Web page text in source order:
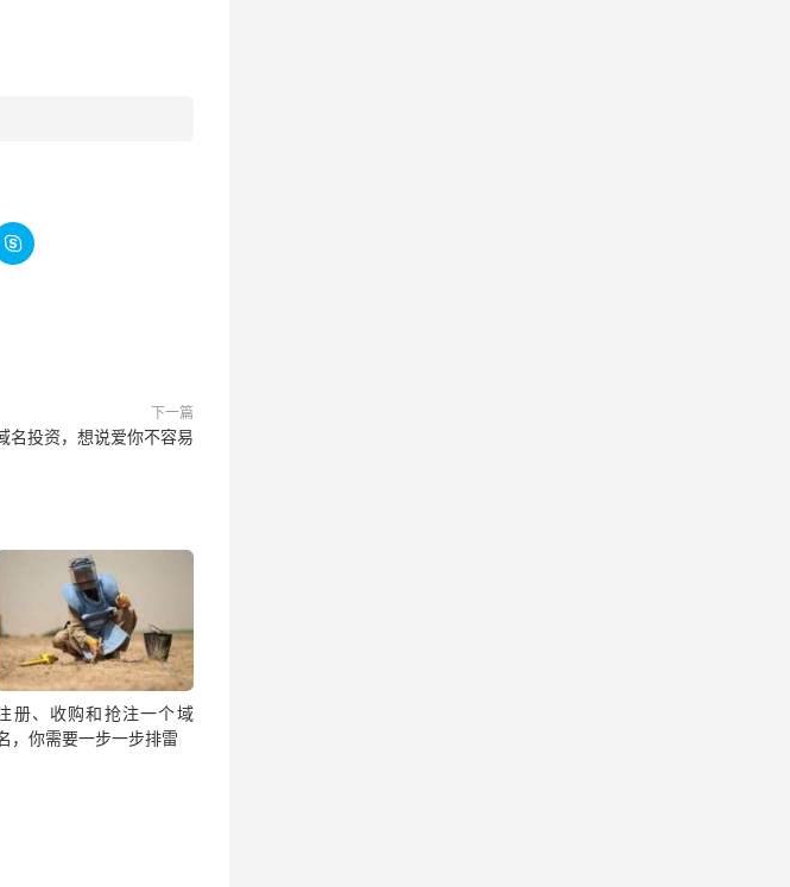

下一篇
名投资，想说爱你不容易
册、收购和抢注一个域
，你需要一步一步排雷